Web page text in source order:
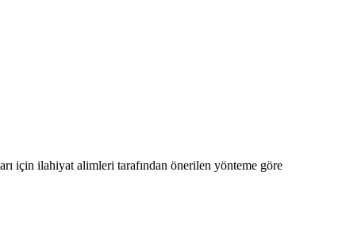
için ilahiyat alimleri tarafından önerilen yönteme göre